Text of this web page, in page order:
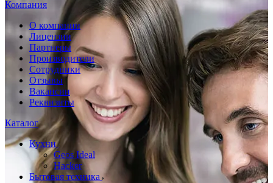
Компания
О компании
Лицензии
Партнеры
Производители
Сотрудники
Отзывы
Вакансии
Реквизиты
Каталог
Кухни
Geos Ideal
Hacker
Бытовая техника